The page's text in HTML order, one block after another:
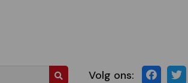
Volg ons: